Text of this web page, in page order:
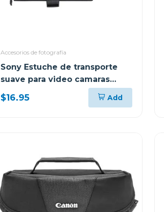
Accesorios de fotografía
Sony Estuche de transporte
suave para video camaras
lcsu11b
$16.95 Add